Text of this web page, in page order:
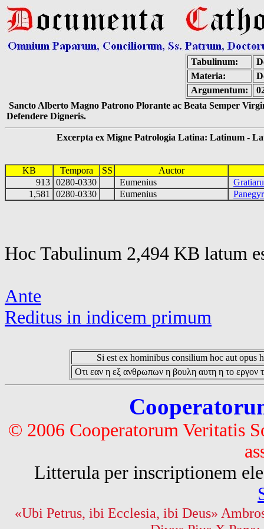
Tabulinum:
Materia:
Argumentum:
Sancto Alberto Magno Patrono Plorante ac Beata Semper
Defendere Digneris.
Excerpta ex Migne Patrologia Latina: Latinum -
KB Tempora SS
Auctor
913 0280-0330 Eumenius
1,581
0280-0330 Eumenius
Hoc Tabulinum 2,494 KB latum
Ante
Reditus in indicem primum
Si est ex hominibus consilium hoc aut opus
Οτι εαν η εξ ανθρωπων η βουλη αυτη η το εργον
© 2006 Cooperatorum Veritatis
Litterula per inscriptionem
«Ubi Petrus, ibi Ecclesia, ibi Deus»